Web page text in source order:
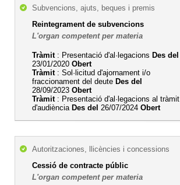
Subvencions, ajuts, beques i premis
Reintegrament de subvencions
L'organ competent per materia
Tràmit: Presentació d'al·legacions Des del
23/01/2020 Obert
Tràmit: Sol·licitud d'ajornament i/o
fraccionament del deute Des del
28/09/2023 Obert
Tràmit: Presentació d'al·legacions al tràmit
d'audiència Des del 26/07/2024 Obert
Autoritzaciones, llicències i concessions
Cessió de contracte públic
L'organ competent per materia